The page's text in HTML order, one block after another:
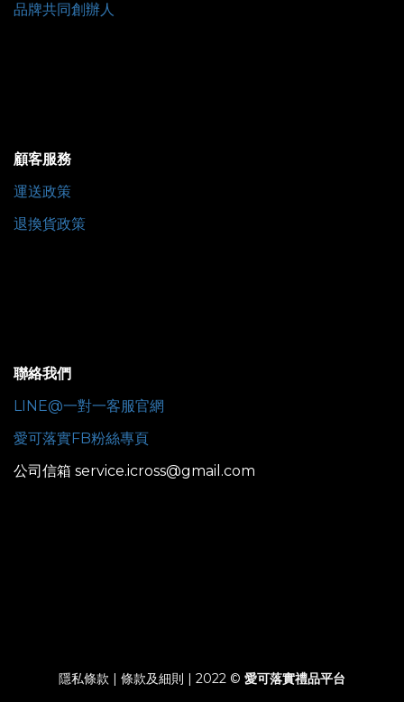
品牌共同創辦人
顧客服務
運送政策
退換貨政策
聯絡我們
LINE@一對一客服官網
愛可落實FB粉絲專頁
公司信箱 service.icross@gmail.com
隱私條款 | 條款及細則 | 2022 © 愛可落實禮品平台